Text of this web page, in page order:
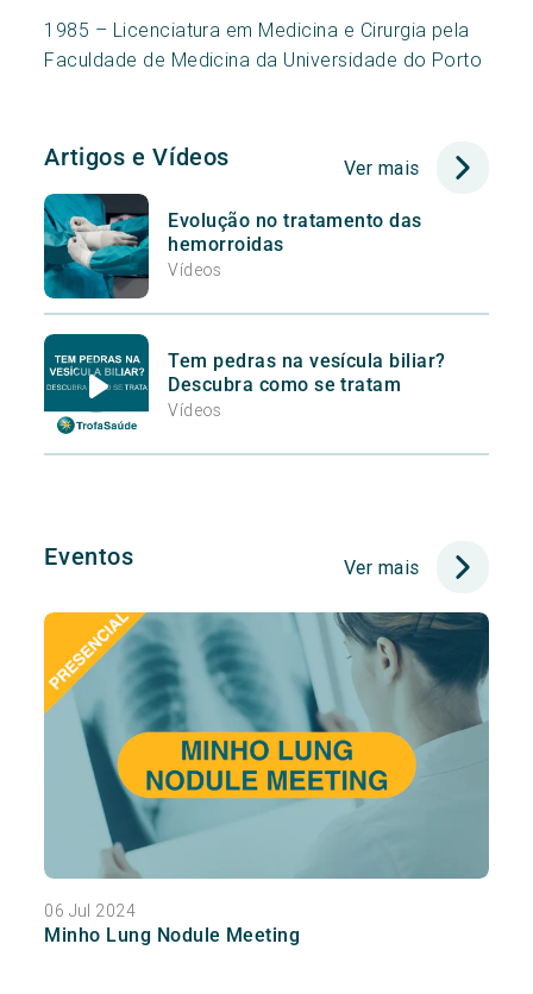
1985 – Licenciatura em Medicina e Cirurgia pela
Faculdade de Medicina da Universidade do Porto
Artigos e Vídeos Ver mais
Evolução no tratamento das
hemorroidas
Vídeos
Tem pedras na vesícula biliar?
Descubra como se tratam
Vídeos
Eventos Ver mais
06 Jul 2024
Minho Lung Nodule Meeting